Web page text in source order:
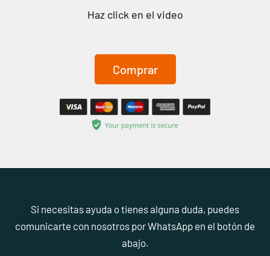
Haz click en el video
Comprar
Si necesitas ayuda o tienes alguna duda, puedes
comunicarte con nosotros por WhatsApp en el botón de
abajo.